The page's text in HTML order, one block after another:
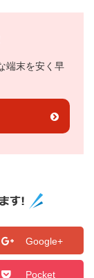
端末を安く早
Google+
Pocket